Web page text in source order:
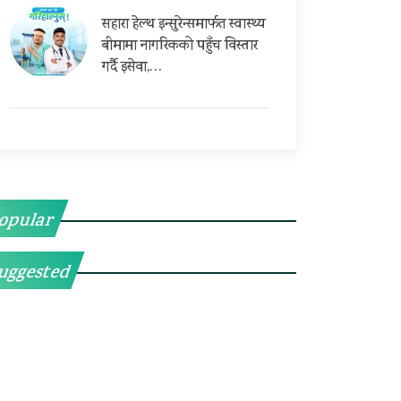
सहारा हेल्थ इन्सुरेन्समार्फत स्वास्थ्य
बीमामा नागरिकको पहुँच विस्तार
गर्दै इसेवा,…